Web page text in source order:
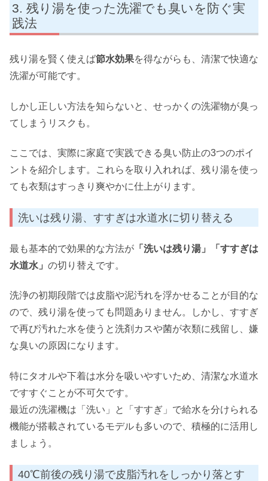
残り湯を使った洗濯でも臭いを防ぐ実
践法
残り湯を賢く使えば節水効果を得ながらも、清潔で快適な
洗濯が可能です。
しかし正しい方法を知らないと、せっかくの洗濯物が臭っ
てしまうリスクも。
ここでは、実際に家庭で実践できる臭い防止の3つのポイ
ントを紹介します。これらを取り入れれば、残り湯を使っ
ても衣類はすっきり爽やかに仕上がります。
洗いは残り湯、すすぎは水道水に切り替える
最も基本的で効果的な方法が 「洗いは残り湯」「すすぎは
水道水」 の切り替えです。
洗浄の初期段階では皮脂や泥汚れを浮かせることが目的な
ので、残り湯を使っても問題ありません。しかし、すすぎ
で再び汚れた水を使うと洗剤カスや菌が衣類に残留し、嫌
な臭いの原因になります。
特にタオルや下着は水分を吸いやすいため、清潔な水道水
ですすぐことが不可欠です。
最近の洗濯機は「洗い」と「すすぎ」で給水を分けられる
機能が搭載されているモデルも多いので、積極的に活用し
ましょう。
40℃前後の残り湯で皮脂汚れをしっかり落とす